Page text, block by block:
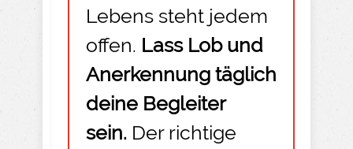
Lebens steht jedem
offen. Lass Lob und
Anerkennung täglich
deine Begleiter
sein. Der richtige